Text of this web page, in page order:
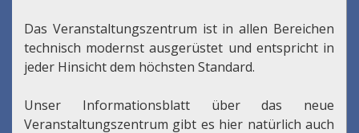
Das Veranstaltungszentrum ist in allen Bereichen
technisch modernst ausgerüstet und entspricht in
jeder Hinsicht dem höchsten Standard.
Unser Informationsblatt über das neue
Veranstaltungszentrum gibt es hier natürlich auch